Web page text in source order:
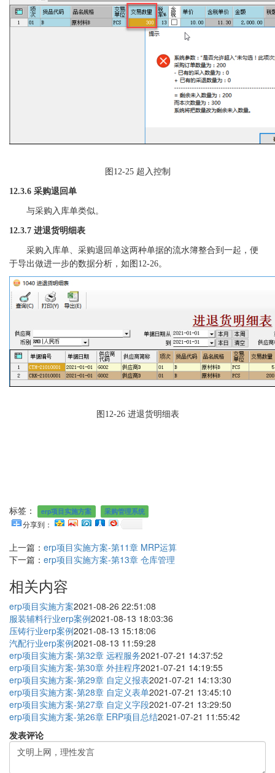
图 12-25 超入控制
12.3.6 采购退回单
与采购入库单类似。
12.3.7 进退货明细表
采购入库单、采购退回单这两种单据的流水簿整合到一起，便
于导出做进一步的数据分析，如图 12-26。
图 12-26 进退货明细表
标签： erp项目实施方案 采购管理系统
分享到：
上一篇： erp项目实施方案-第11章 MRP运算
下一篇： erp项目实施方案-第13章 仓库管理
相关内容
erp项目实施方案2021-08-26 22:51:08
服装辅料行业erp案例2021-08-13 18:03:36
压铸行业erp案例2021-08-13 15:18:06
汽配行业erp案例2021-08-13 11:59:28
erp项目实施方案-第32章 远程服务2021-07-21 14:37:52
erp项目实施方案-第30章 外挂程序2021-07-21 14:19:55
erp项目实施方案-第29章 自定义报表2021-07-21 14:13:30
erp项目实施方案-第28章 自定义表单2021-07-21 13:45:10
erp项目实施方案-第27章 自定义字段2021-07-21 13:29:50
erp项目实施方案-第26章 ERP项目总结2021-07-21 11:55:42
发表评论